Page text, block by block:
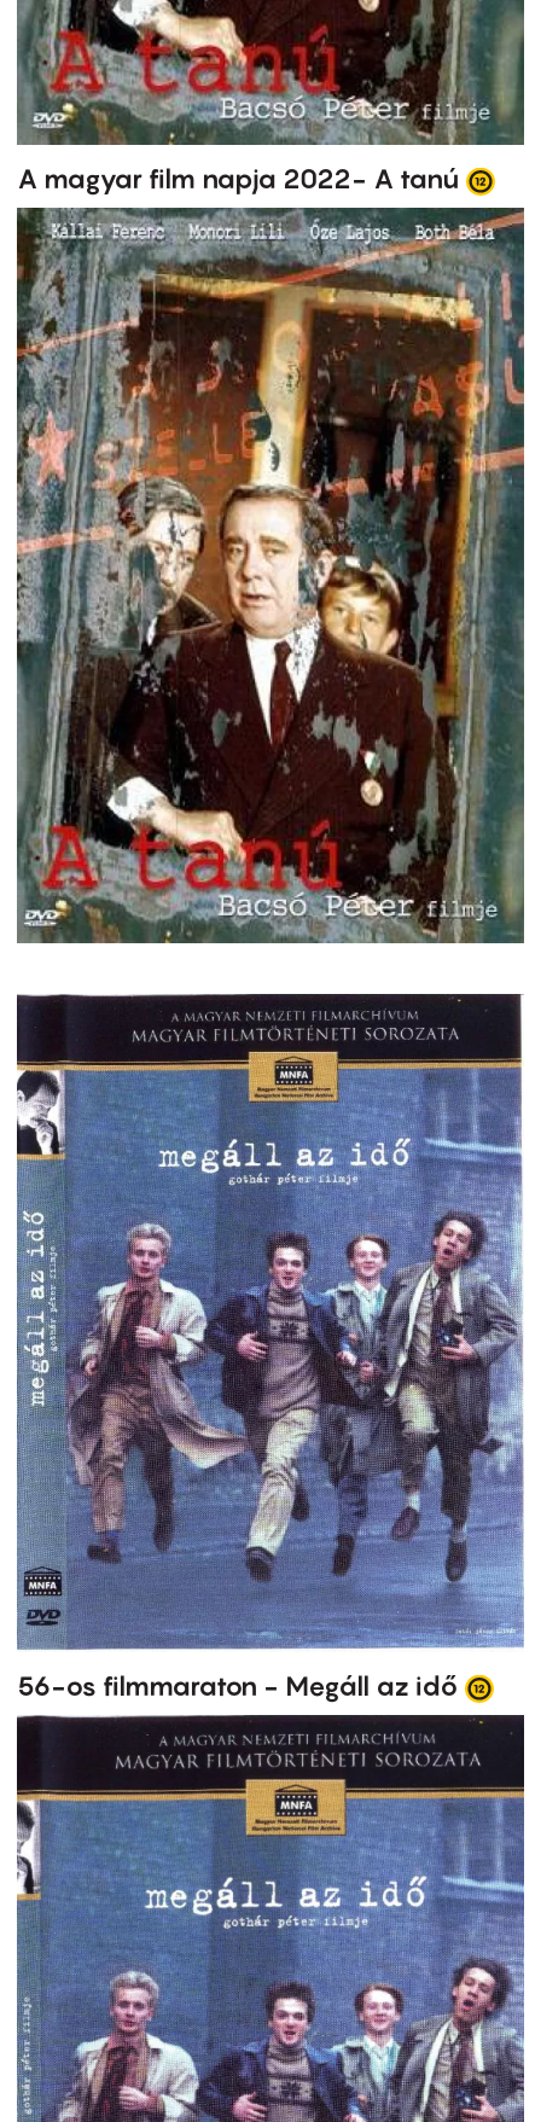
A magyar film napja 2022- A tanú
56-os filmmaraton - Megáll az idő